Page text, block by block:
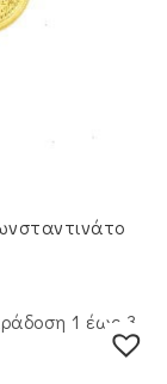
1 έως 3